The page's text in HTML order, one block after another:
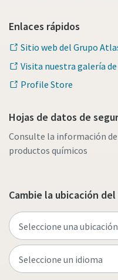
Enlaces rápidos
Sitio web del Grupo
Visita nuestra galería
Profile Store
Hojas de datos de
Consulte la información
productos químicos
Cambie la ubicación